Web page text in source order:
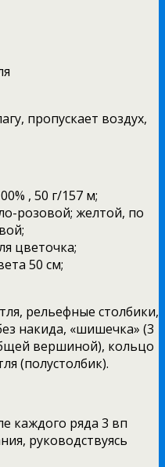
пропускает воздух,
, 50 г/157 м;
розовой; желтой, по
цветочка;
50 см;
рельефные столбики,
накида, «шишечка» (3
вершиной), кольцо
(полустолбик).
каждого ряда 3 вп
руководствуясь